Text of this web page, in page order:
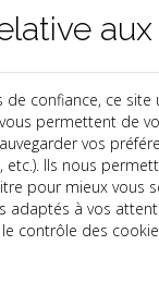
confiance, ce site
permettent de
vos
etc.). Ils nous
pour mieux vous
adaptés à vos
contrôle des